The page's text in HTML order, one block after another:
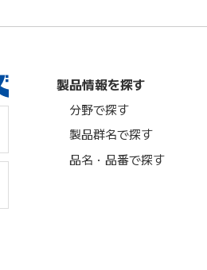
製品情報を探す
分野で探す
製品群名で探す
品名・品番で探す